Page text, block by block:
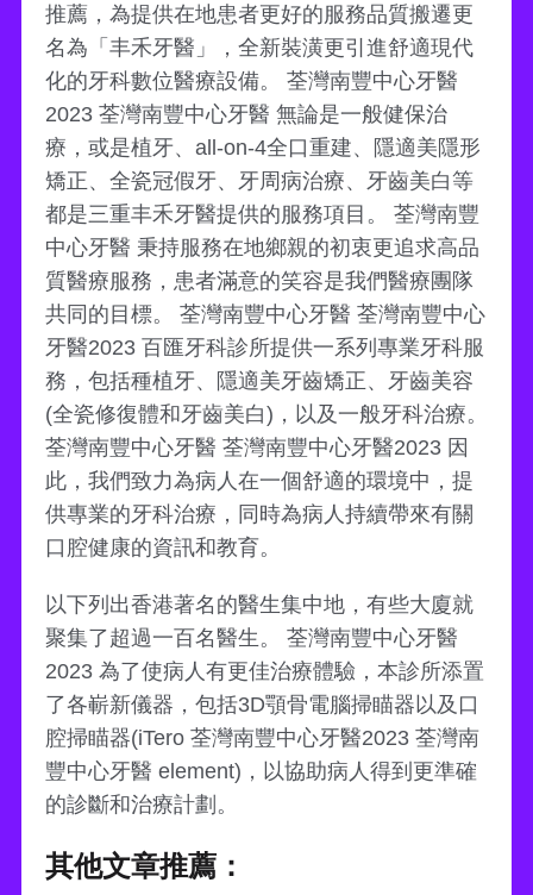
推薦，為提供在地患者更好的服務品質搬遷更
名為「丰禾牙醫」，全新裝潢更引進舒適現代
化的牙科數位醫療設備。 荃灣南豐中心牙醫
2023 荃灣南豐中心牙醫 無論是一般健保治
療，或是植牙、all-on-4全口重建、隱適美隱形
矯正、全瓷冠假牙、牙周病治療、牙齒美白等
都是三重丰禾牙醫提供的服務項目。 荃灣南豐
中心牙醫 秉持服務在地鄉親的初衷更追求高品
質醫療服務，患者滿意的笑容是我們醫療團隊
共同的目標。 荃灣南豐中心牙醫 荃灣南豐中心
牙醫2023 百匯牙科診所提供一系列專業牙科服
務，包括種植牙、隱適美牙齒矯正、牙齒美容
(全瓷修復體和牙齒美白)，以及一般牙科治療。
荃灣南豐中心牙醫 荃灣南豐中心牙醫2023 因
此，我們致力為病人在一個舒適的環境中，提
供專業的牙科治療，同時為病人持續帶來有關
口腔健康的資訊和教育。
以下列出香港著名的醫生集中地，有些大廈就
聚集了超過一百名醫生。 荃灣南豐中心牙醫
2023 為了使病人有更佳治療體驗，本診所添置
了各嶄新儀器，包括3D顎骨電腦掃瞄器以及口
腔掃瞄器(iTero 荃灣南豐中心牙醫2023 荃灣南
豐中心牙醫 element)，以協助病人得到更準確
的診斷和治療計劃。
其他文章推薦：